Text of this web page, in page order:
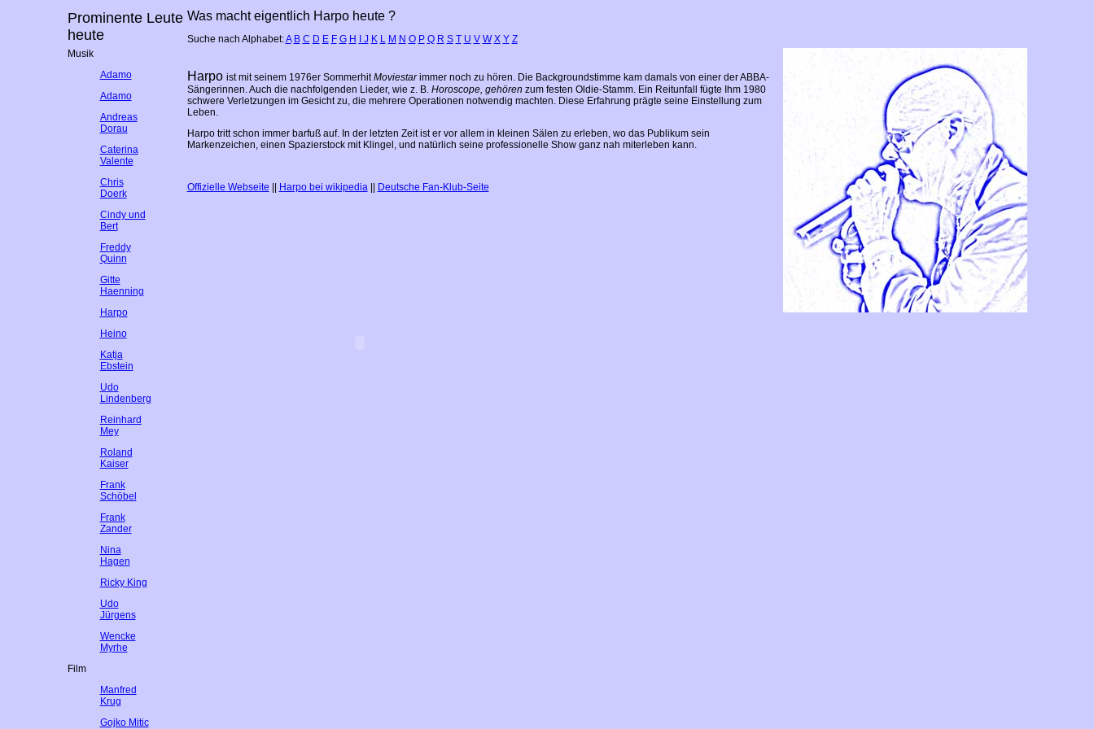
Prominente Leute
heute
Was macht eigentlich Harpo heute ?
Suche nach Alphabet:A B C D E F G H J K L M N O P Q R S T U V W X Y Z
Musik
Adamo
Adamo
Andreas
Dorau
Caterina
Valente
Chris
Doerk
Cindy und
Bert
Freddy
Quinn
Gitte
Haenning
Harpo
Heino
Katja
Ebstein
Udo
Lindenberg
Reinhard
Mey
Roland
Kaiser
Frank
Schöbel
Frank
Zander
Nina
Hagen
Ricky King
Udo
Jürgens
Wencke
Myrhe
Film
Manfred
Krug
Gojko Mitic
Harpo ist mit seinem 1976er SommerhitMoviestarimmer noch zu hören. Die Backgroundstimme kam damals von einer der ABBA-
Sängerinnen. Auch die nachfolgenden Lieder, wie z. B. Horoscope, gehören zum festen Oldie-Stamm. Ein Reitunfall fügte Ihm 1980
schwere Verletzungen im Gesicht zu, die mehrere Operationen notwendig machten. Diese Erfahrung prägte seine Einstellung zum
Leben.
Harpo tritt schon immer barfuß auf. In der letzten Zeit ist er vor allem in kleinen Sälen zu erleben, wo das Publikum sein
Markenzeichen, einen Spazierstock mit Klingel, und natürlich seine professionelle Show ganz nah miterleben kann.
Offizielle Webseite Harpo bei wikipedia|| Deutsche Fan-Klub-Seite